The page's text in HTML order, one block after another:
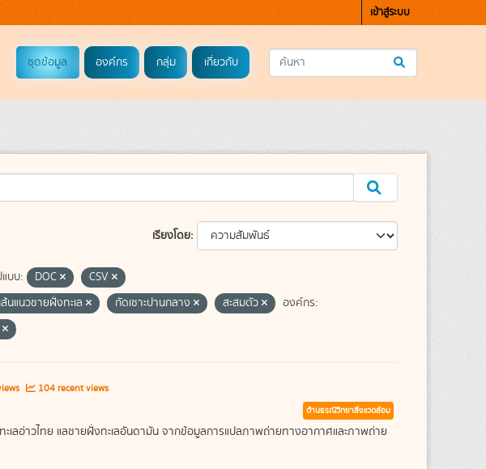
เข้าสู่ระบบ
ชุดข้อมูล องค์กร กลุ่ม เกี่ยวกับ
เรียงโดย
บบ: DOC
CSV
เส้นแนวชายฝั่งทะเล กัดเซาะปานกลาง สะสมตัว
องค์กร:
104 recent views
ด้านธรณีวิทยาสิ่งแวดล้อม
ลอ่าวไทย แลชายฝั่งทะเลอันดามัน จากข้อมูลการแปลภาพถ่ายทางอากาศและภาพถ่าย